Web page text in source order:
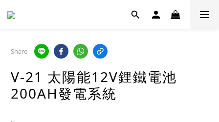
Share
V-21 太陽能12V鋰鐵電池
200AH發電系統